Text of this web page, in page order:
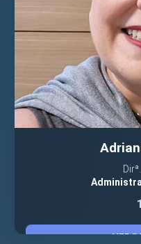
VER